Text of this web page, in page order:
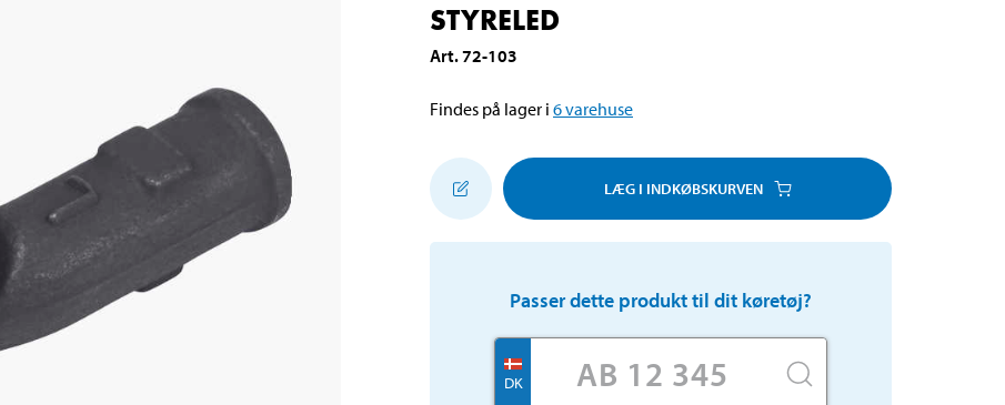
STYRELED
Art.72-103
Findes på lager i 6varehuse
LÆG I INDKØBSKURVEN
Passer dette produkt til dit køretøj?
DK